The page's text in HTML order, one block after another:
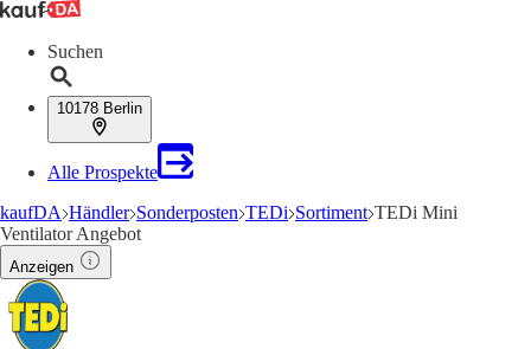
Suchen
10178 Berlin
Alle Prospekte
kaufDA Händler Sonderposten TEDi Sortiment TEDi Mini
Ventilator Angebot
Anzeigen